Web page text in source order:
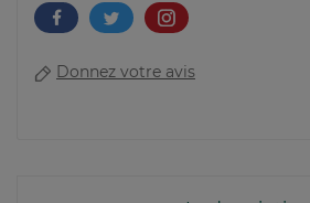
Donnez votre avis